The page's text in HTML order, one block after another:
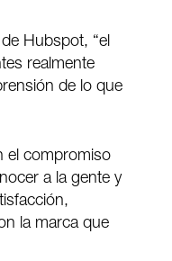
Hubspot, “el
realmente
de lo que
el compromiso
a la gente y
la marca que